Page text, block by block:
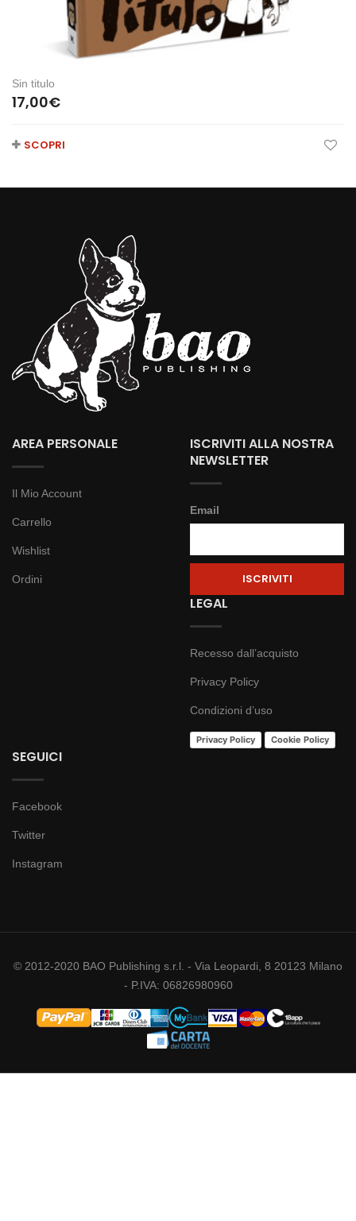
Sin titulo
17,00€
SCOPRI
AREA PERSONALE
Il Mio Account
Carrello
Wishlist
Ordini
ISCRIVITI ALLA NOSTRA
NEWSLETTER
Email
LEGAL
Recesso dall’acquisto
Privacy Policy
Condizioni d’uso
Privacy Policy Cookie Policy
SEGUICI
Facebook
Twitter
Instagram
© 2012-2020 BAO Publishing s.r.l. - Via Leopardi, 8 20123 Milano
- P.IVA: 06826980960